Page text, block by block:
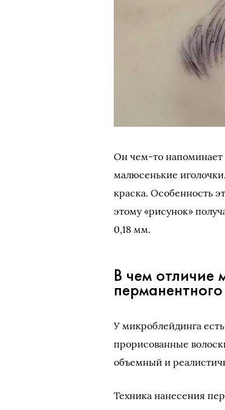
Он чем-то напоминает
малюсенькие
краска. Особенность
этому «рисунок»
0,18 мм.
В чем отличие
У микроблейдинга
прорисованные
объемный и
Техника нанесения